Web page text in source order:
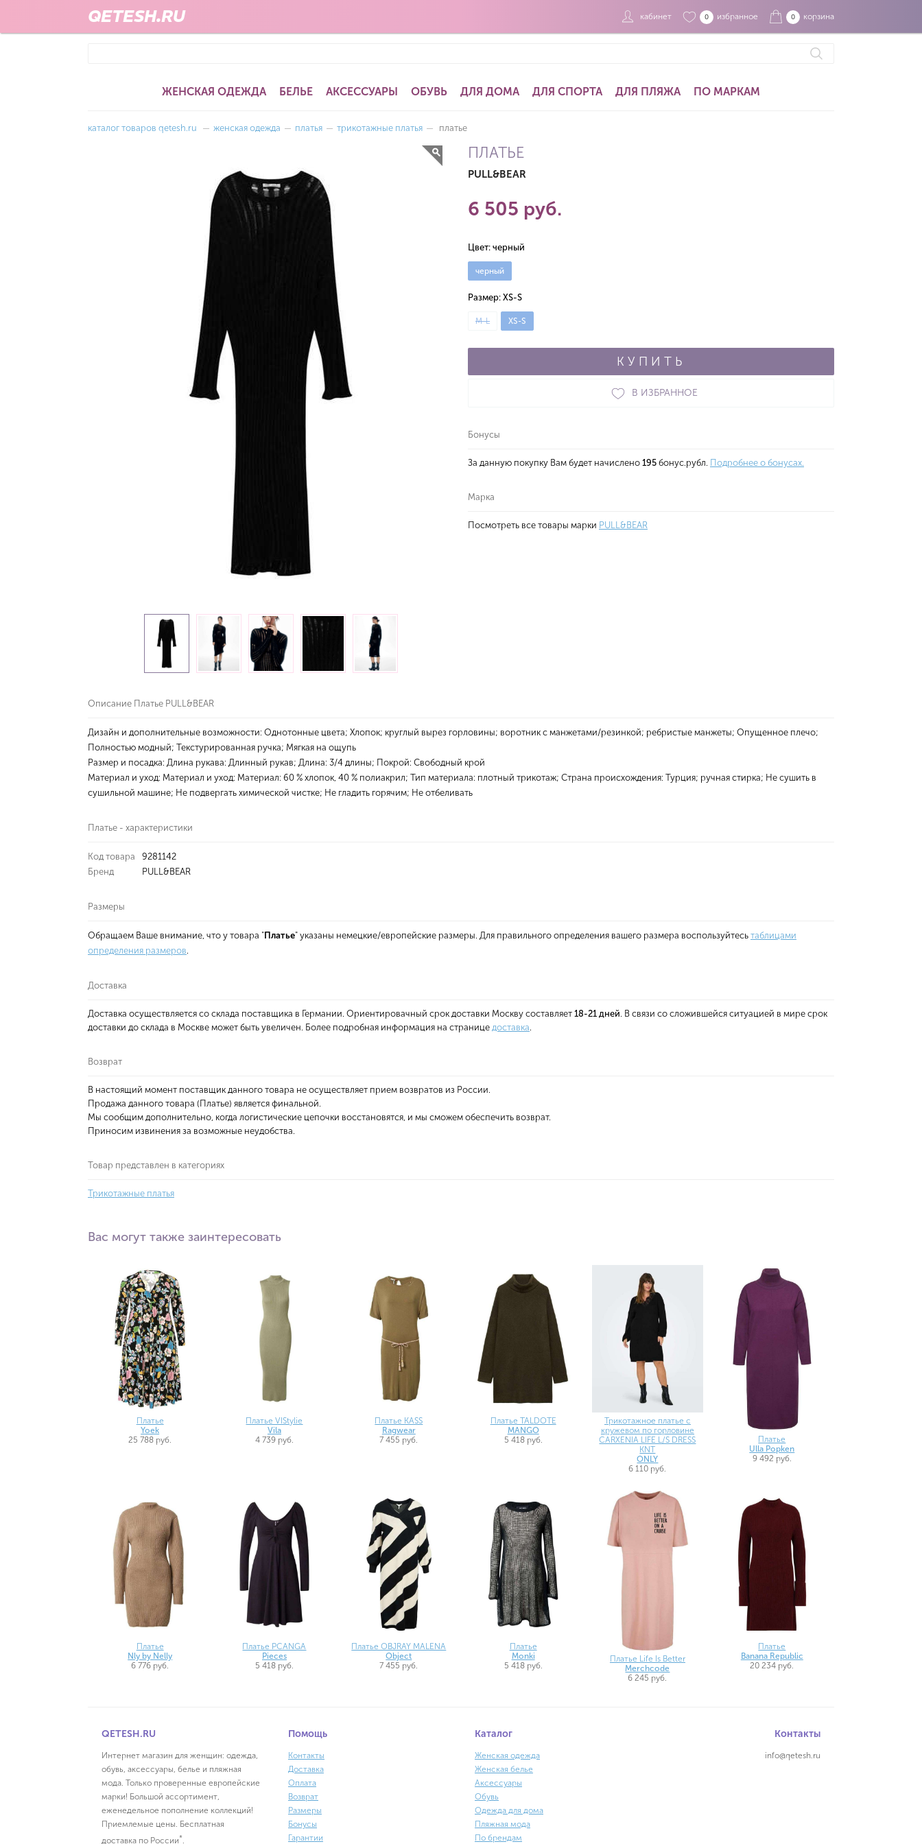
QETESH.RU кабинет 0 избранное 0 корзина
ЖЕНСКАЯ ОДЕЖДА БЕЛЬЕ АКСЕССУАРЫ ОБУВЬ ДЛЯ ДОМА ДЛЯ СПОРТА ДЛЯ ПЛЯЖА ПО МАРКАМ
каталог товаров qetesh.ru — женская одежда — платья — трикотажные платья — платье
ПЛАТЬЕ
PULL&BEAR
6 505 руб.
Цвет: черный
черный
Размер: XS-S
M-L XS-S
КУПИТЬ
В ИЗБРАННОЕ
Бонусы
За данную покупку Вам будет начислено 195 бонус.рубл. Подробнее о бонусах.
Марка
Посмотреть все товары марки PULL&BEAR
Описание Платье PULL&BEAR
Дизайн и дополнительные возможности: Однотонные цвета; Хлопок; круглый вырез горловины; воротник с манжетами/резинкой; ребристые манжеты; Опущенное плечо;
Полностью модный; Текстурированная ручка; Мягкая на ощупь
Размер и посадка: Длина рукава: Длинный рукав; Длина: 3/4 длины; Покрой: Свободный крой
Материал и уход: Материал и уход: Материал: 60 % хлопок, 40 % полиакрил; Тип материала: плотный трикотаж; Страна происхождения: Турция; ручная стирка; Не сушить в
сушильной машине; Не подвергать химической чистке; Не гладить горячим; Не отбеливать
Платье - характеристики
Код товара
9281142
Бренд
PULL&BEAR
Размеры
Обращаем Ваше внимание, что у товара "Платье" указаны немецкие/европейские размеры. Для правильного определения вашего размера воспользуйтесь таблицами
определения размеров.
Доставка
Доставка осуществляется со склада поставщика в Германии. Ориентировачный срок доставки Москву составляет 18-21 дней. В связи со сложившейся ситуацией в мире срок
доставки до склада в Москве может быть увеличен. Более подробная информация на странице доставка.
Возврат
В настоящий момент поставщик данного товара не осуществляет прием возвратов из России.
Продажа данного товара (Платье) является финальной.
Мы сообщим дополнительно, когда логистические цепочки восстановятся, и мы сможем обеспечить возврат.
Приносим извинения за возможные неудобства.
Товар представлен в категориях
Трикотажные платья
Вас могут также заинтересовать
Платье
Yoek
25 788 руб.
Платье VIStylie
Vila
4 739 руб.
Платье KASS
Ragwear
7 455 руб.
Платье TALDOTE
MANGO
5 418 руб.
Трикотажное платье с
кружевом по горловине
CARXENIA LIFE L/S DRESS
KNT
ONLY
6 110 руб.
Платье
Ulla Popken
9 492 руб.
Платье
Nly by Nelly
6 776 руб.
Платье PCANGA
Pieces
5 418 руб.
Платье OBJRAY MALENA
Object
7 455 руб.
Платье
Monki
5 418 руб.
Платье Life Is Better
Merchcode
6 245 руб.
Платье
Banana Republic
20 234 руб.
QETESH.RU
Интернет магазин для женщин: одежда,
обувь, аксессуары, белье и пляжная
мода. Только проверенные европейские
марки! Большой ассортимент,
еженедельное пополнение коллекций!
Приемлемые цены. Бесплатная
доставка по России*
Контакты
info@qetesh.ru
Помощь
Контакты
Доставка
Оплата
Возврат
Размеры
Бонусы
Гарантии
Каталог
Женская одежда
Женская белье
Аксессуары
Обувь
Одежда для дома
Пляжная мода
По брендам